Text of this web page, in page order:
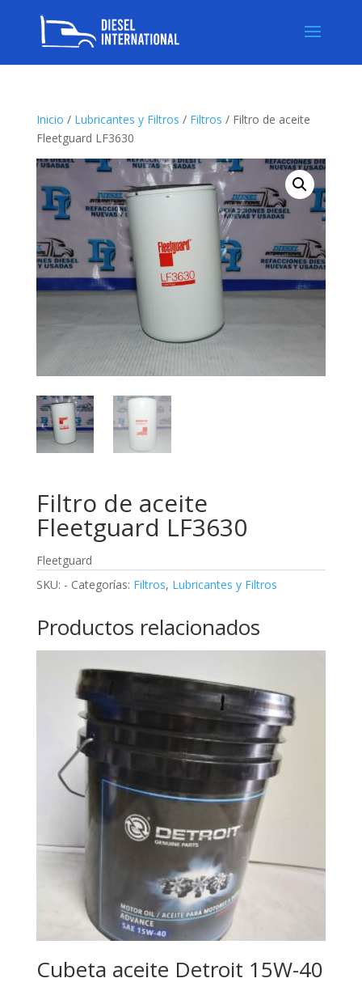
Inicio / Lubricantes y Filtros / Filtros / Filtro de aceite
Fleetguard LF3630
Filtro de aceite
Fleetguard LF3630
Fleetguard
SKU: - Categorías: Filtros, Lubricantes y Filtros
Productos relacionados
Cubeta aceite Detroit 15W-40